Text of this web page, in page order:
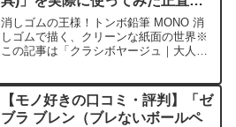
想
消しゴムの王様！トンボ鉛筆 MONO 消
しゴムで描く、クリーンな紙面の世界※
この記事は「クラシボヤージュ｜大人の
コミ今日、編集部が紹介したいのが「ト
ンボ鉛筆 MONO ...
【モノ好きの口コミ・評判】「ゼ
ブラ ブレン（ブレないボールペ